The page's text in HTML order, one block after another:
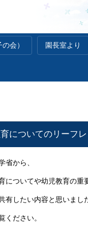
会） 園長室より
についてのリーフレ
省から、
についてや幼児教育の重
有したい内容と思いまし
ください。